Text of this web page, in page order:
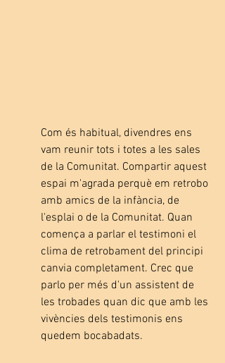
Com és habitual, divendres ens
vam reunir tots i totes a les sales
de la Comunitat. Compartir aquest
espai m'agrada perquè em retrobo
amb amics de la infància, de
l'esplai o de la Comunitat. Quan
comença a parlar el testimoni el
clima de retrobament del principi
canvia completament. Crec que
parlo per més d'un assistent de
les trobades quan dic que amb les
vivències dels testimonis ens
quedem bocabadats.